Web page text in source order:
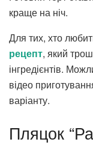
краще на ніч.
Для тих, хто
рецепт, який
інгредієнтів.
відео
варіанту.
Пляцок